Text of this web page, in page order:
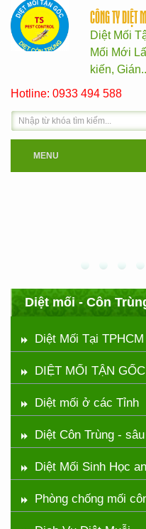
CÔNG TY DIỆT
Diệt Mối
Mối Mới
kiến,
Hotline: 0933 494 588
MENU
Diệt mối - Côn
Diệt Mối Tại TPHCM
DIỆT MỐI TẬN GỐC
Diệt mối ở các Tỉnh
Diệt Côn Trùng -
Diệt Mối Sinh Học
Phòng chống mối